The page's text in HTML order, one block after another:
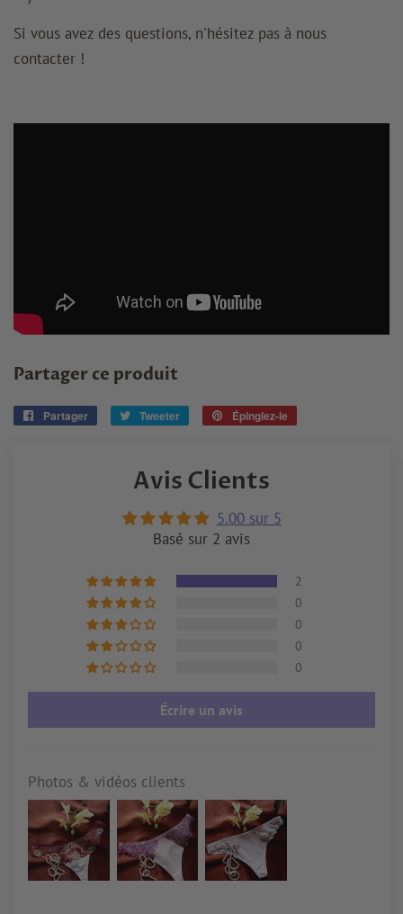
Si vous avez des questions, n'hésitez pas à nous
contacter !
Partager ce produit
Partager
Partager Tweeter
Tweeter
Épinglez-le
Avis Clients
5.00 sur 5
Basé sur 2 avis
2
0
0
0
0
Écrire un avis
Photos & vidéos clients